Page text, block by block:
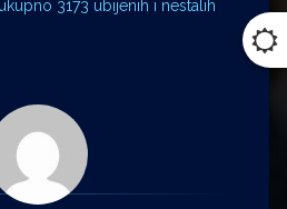
3173 ubijenih i nestalih